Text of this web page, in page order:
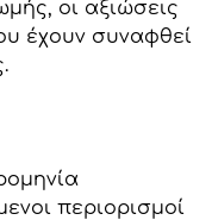
οι αξιώσεις
έχουν συναφθεί
περιορισμοί